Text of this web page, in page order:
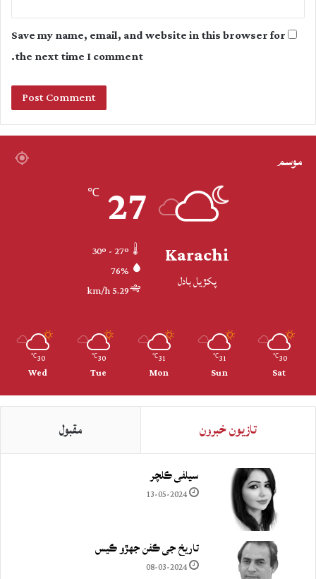
Save my name, email, and website in this browser for
the next time I comment.
موسم
Karachi
پکڙيل بادل
27
℃
76%
5.29 km/h
30
℃
Sat
31
℃
Sun
31
℃
Mon
30
℃
Tue
30
℃
Wed
تازيون خبرون مقبول
سيلفي ڪلچر
13-05-2024
تاريخ جي ڪفن جھڙو ڪيس
08-03-2024